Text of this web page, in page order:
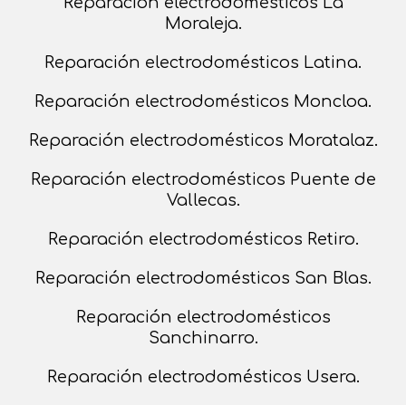
Moraleja.
Reparación electrodomésticos Latina.
Reparación electrodomésticos Moncloa.
Reparación electrodomésticos Moratalaz.
Reparación electrodomésticos Puente de
Vallecas.
Reparación electrodomésticos Retiro.
Reparación electrodomésticos San Blas.
Reparación electrodomésticos
Sanchinarro.
Reparación electrodomésticos Usera.